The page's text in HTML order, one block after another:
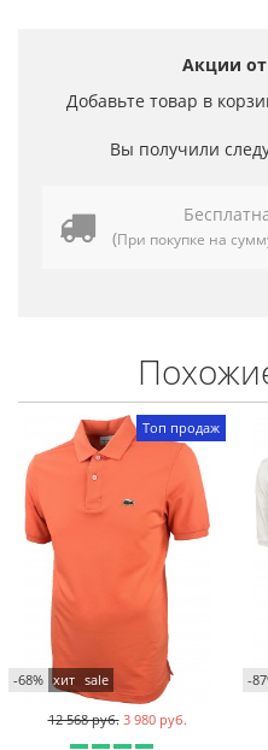
Акции от
Добавьте товар в
Вы получили
(При покупке на
Топ продаж
-68% хит sale
12 568 руб. 3 980 руб.
-